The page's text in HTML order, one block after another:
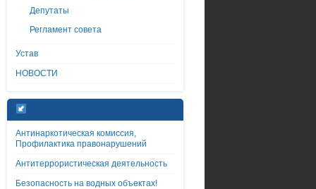
Депутаты
Регламент совета
Устав
НОВОСТИ
Антинаркотическая комиссия,
Профилактика правонарушений
Антитеррористическая деятельность
Безопасность на водных объектах!